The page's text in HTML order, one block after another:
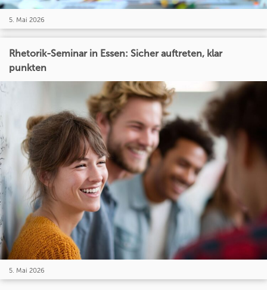
5. Mai 2026
Rhetorik-Seminar in Essen: Sicher auftreten, klar
punkten
5. Mai 2026